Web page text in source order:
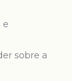
e
sobre a